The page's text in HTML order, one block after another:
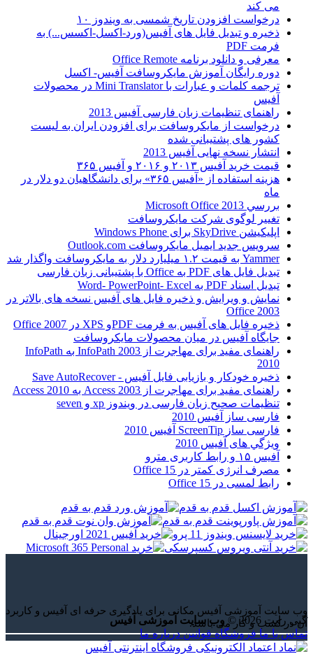
می کند
درخواست افزودن تاریخ شمسی به ویندوز ۱۰
ذخیره و تبدیل فایل های آفیس(ورد-اکسل-اکسس...) به
فرمت PDF
معرفی و دانلود برنامه Office Remote
دوره رایگان آموزش مایکروسافت آفیس- اکسل
ترجمه کلمات و عبارات با Mini Translator در محصولات
آفیس
راهنمای تنظیمات زبان فارسی آفیس 2013
درخواست از مایکروسافت برای افزودن ایران به لیست
کشور های پشتیبانی شده
انتشار نسخه نهایی آفیس 2013
قیمت خرید آفیس ۲۰۱۳ و ۲۰۱۶ و آفیس ۳۶۵
هزینه استفاده از «آفیس ۳۶۵» برای دانشگاهیان دو دلار در
ماه
بررسي Microsoft Office 2013
تغییر لوگوی شرکت مایکروسافت
اپلیکیشن SkyDrive برای Windows Phone
سرویس جدید ایمیل مایکروسافت Outlook.com
Yammer به قیمت ۱.۲ میلیارد دلار به مایکروسافت واگذار شد
تبدیل فایل های PDF به Office با پشتیبانی زبان فارسی
تبدیل اسناد PDF به Word- PowerPoint- Excel
نمایش و ویرایش و ذخیره فایل های آفیس نسخه های بالاتر در
Office 2003
ذخیره فایل های آفیس به فرمت PDFو XPS در Office 2007
جایگاه آفیس در میان محصولات مایکروسافت
راهنمای مفید برای مهاجرت از InfoPath 2003 به InfoPath
2010
ذخیره خودکار و بازیابی فایل آفیس - Save AutoRecover
راهنمای مفید برای مهاجرت از Access 2003 به Access 2010
تنظیمات صحیح زبان فارسی در ویندوز xp و seven
فارسی ساز آفیس 2010
فارسی ساز ScreenTip آفیس 2010
ويژگي های آفيس 2010
آفیس ۱۵ و رابط کاربری مترو
مصرف انرژی کمتر در Office 15
رابط لمسی در Office 15
وب سایت آموزشی آفیس مکانی برای یادگیری حرفه ای آفیس و کاربرد
آن در کسب و کار می باشد.
کپی رایت 2026 ©
وب سایت آموزشی آفیس
تماس با ما فروشگاه قوانین درباره ما